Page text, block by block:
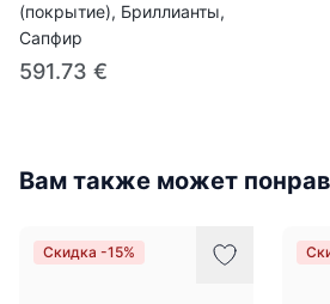
(покрытие), Бриллианты,
Сапфир
591.73 €
Вам также может
Скидка -15%